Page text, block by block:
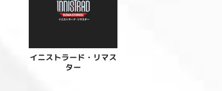
イニストラード・リマス
ター